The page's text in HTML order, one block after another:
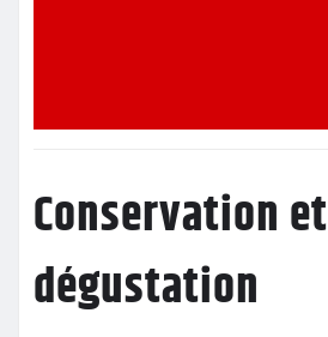
Conservation et
dégustation